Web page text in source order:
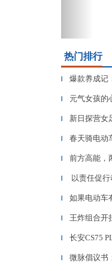
热门排行
▎ 爆款养成记
▎ 元气女孩的
▎ 新日探营女
▎ 春天骑电动
▎ 前方高能，
▎ 以责任促
▎ 如果电动车
▎ 王炸组合开
▎ 长安CS75
▎ 微脉倡议书